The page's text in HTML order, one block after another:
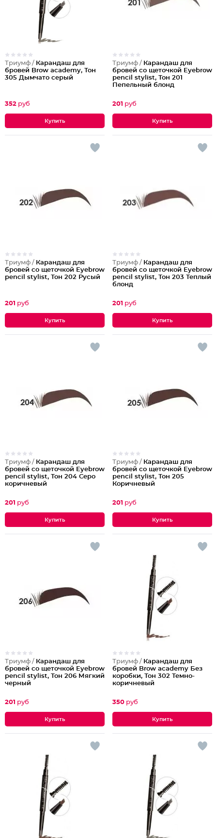
Триумф / Карандаш для
бровей Brow academy, Тон
305 Дымчато серый
352 руб
Триумф / Карандаш для
бровей со щеточкой Eyebrow
pencil stylist, Тон 201
Пепельный блонд
201 руб
Триумф / Карандаш для
бровей со щеточкой Eyebrow
pencil stylist, Тон 202 Русый
201 руб
Триумф / Карандаш для
бровей со щеточкой Eyebrow
pencil stylist, Тон 203 Теплый
блонд
201 руб
Триумф / Карандаш для
бровей со щеточкой Eyebrow
pencil stylist, Тон 204 Серо
коричневый
201 руб
Триумф / Карандаш для
бровей со щеточкой Eyebrow
pencil stylist, Тон 205
Коричневый
201 руб
Триумф / Карандаш для
бровей со щеточкой Eyebrow
pencil stylist, Тон 206 Мягкий
черный
201 руб
Триумф / Карандаш для
бровей Brow academy Без
коробки, Тон 302 Темно-
коричневый
350 руб